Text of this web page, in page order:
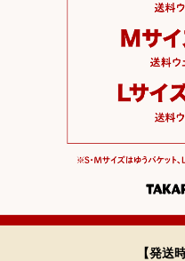
【発送